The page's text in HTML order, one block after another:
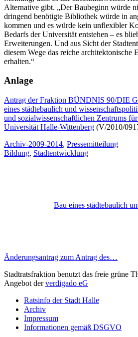
Alternative gibt. „Der Baubeginn würde
dringend benötigte Bibliothek würde in
kommen und es würde kein unflexibler
Bedarfs der Universität entstehen – es
Erweiterungen. Und aus Sicht der
diesem Wege das reiche architektonische
erhalten.“
Anlage
Antrag der Fraktion BÜNDNIS 90/DIE
eines städtebaulich und
und sozialwissenschaftlichen Zentrums
Universität Halle-Wittenberg (V/2010/
Archiv-2009-2014, Pressemitteilung
Bildung, Stadtentwicklung
Bau eines städtebaulich
Änderungsantrag zum Antrag des…
Stadtratsfraktion benutzt das freie grüne
Angebot derverdigado eG
Ratsinfo der Stadt Halle
Archiv
Impressum
Informationen gemäß DSGVO